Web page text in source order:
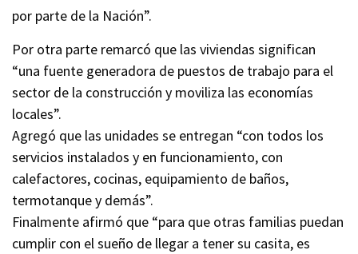
por parte de la Nación”.
Por otra parte remarcó que las viviendas significan
“una fuente generadora de puestos de trabajo para el
sector de la construcción y moviliza las economías
locales”.
Agregó que las unidades se entregan “con todos los
servicios instalados y en funcionamiento, con
calefactores, cocinas, equipamiento de baños,
termotanque y demás”.
Finalmente afirmó que “para que otras familias puedan
cumplir con el sueño de llegar a tener su casita, es